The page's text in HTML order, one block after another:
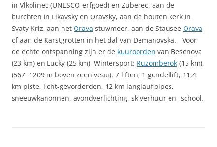
in Vlkolinec (UNESCO-erfgoed) en Zuberec, aan de
burchten in Likavsky en Oravsky, aan de houten kerk in
Svaty Kriz, aan het Orava stuwmeer, aan de Stausee Orava
of aan de Karstgrotten in het dal van Demanovska. Voor
de echte ontspanning zijn er de kuuroorden van Besenova
(23 km) en Lucky (25 km) Wintersport: Ruzomberok (15 km),
(567  1209 m boven zeeniveau): 7 liften, 1 gondellift, 11,4
km piste, licht-gevorderden, 12 km langlaufloipes,
sneeuwkanonnen, avondverlichting, skiverhuur en -school.